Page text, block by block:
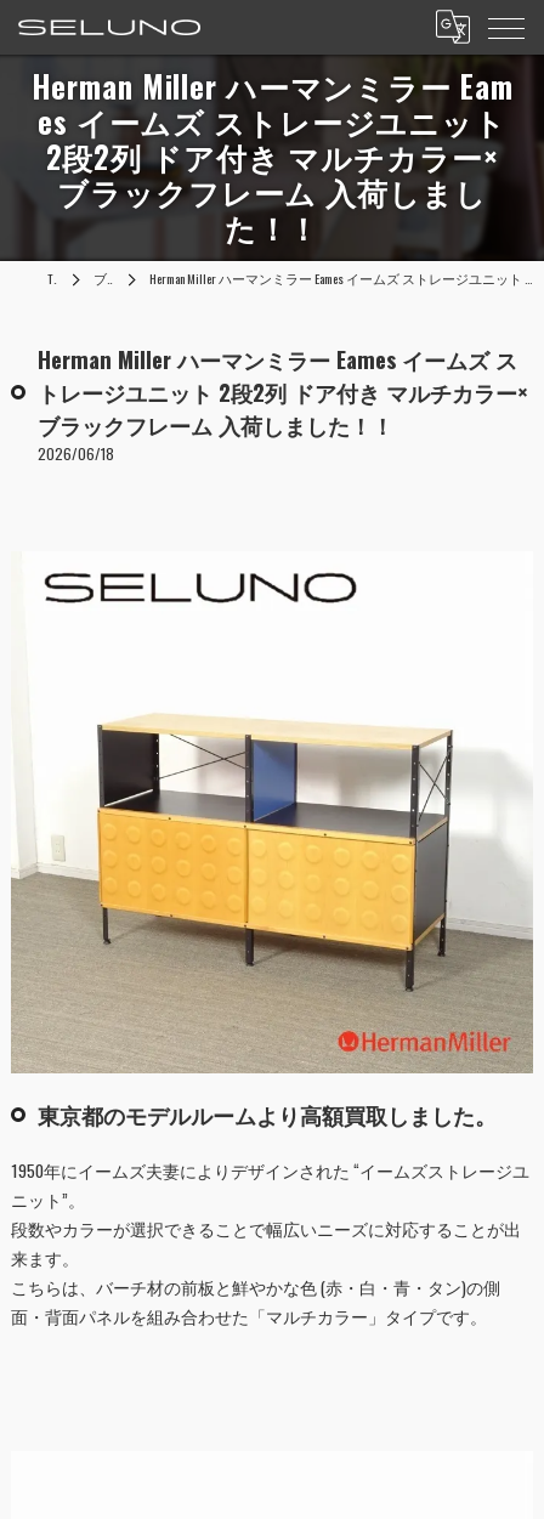
Herman Miller ハーマンミラー Eam
es イームズ ストレージユニット
2段2列 ドア付き マルチカラー×
ブラックフレーム 入荷しまし
た！！
TOP ブログ Herman Miller ハーマンミラー Eames イームズ ストレージユニット 2段2列 ドア付き マルチカラー×ブラックフレーム 入荷しました！！
Herman Miller ハーマンミラー Eames イームズ ス
トレージユニット 2段2列 ドア付き マルチカラー×
ブラックフレーム 入荷しました！！
2026/06/18
東京都のモデルルームより高額買取しました。
1950年にイームズ夫妻によりデザインされた “イームズストレージユ
ニット”。
段数やカラーが選択できることで幅広いニーズに対応することが出
来ます。
こちらは、バーチ材の前板と鮮やかな色 (赤・白・青・タン)の側
面・背面パネルを組み合わせた「マルチカラー」タイプです。